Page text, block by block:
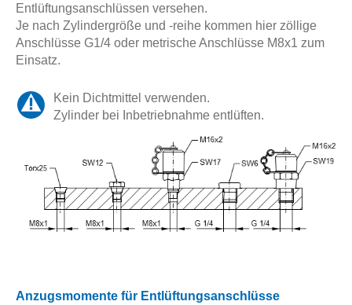
Entlüftungsanschlüssen versehen.
Je nach Zylindergröße und -reihe kommen hier zöllige
Anschlüsse G1/4 oder metrische Anschlüsse M8x1 zum
Einsatz.
Kein Dichtmittel verwenden.
Zylinder bei Inbetriebnahme entlüften.
Anzugsmomente für Entlüftungsanschlüsse